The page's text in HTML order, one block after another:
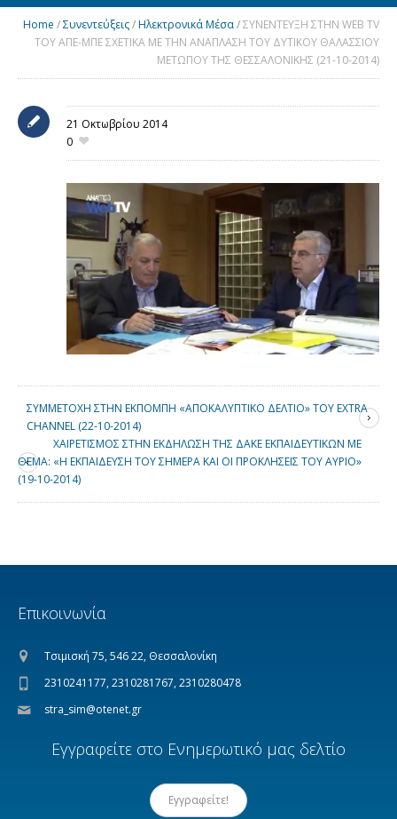
Home /Συνεντεύξεις/Ηλεκτρονικά Μέσα/ΣΥΝΕΝΤΕΥΞΗ ΣΤΗΝ WEB TV
ΤΟΥ ΑΠΕ-ΜΠΕ ΣΧΕΤΙΚΑ ΜΕ ΤΗΝ ΑΝΑΠΛΑΣΗ ΤΟΥ ΔΥΤΙΚΟΥ ΘΑΛΑΣΣΙΟΥ
ΜΕΤΩΠΟΥ ΤΗΣ ΘΕΣΣΑΛΟΝΙΚΗΣ (21-10-2014)
21 Οκτωβρίου 2014
0
ΣΥΜΜΕΤΟΧΗ ΣΤΗΝ ΕΚΠΟΜΠΗ «ΑΠΟΚΑΛΥΠΤΙΚΟ ΔΕΛΤΙΟ» ΤΟΥ EXTRA
CHANNEL (22-10-2014)
ΧΑΙΡΕΤΙΣΜΟΣ ΣΤΗΝ ΕΚΔΗΛΩΣΗ ΤΗΣ ΔΑΚΕ ΕΚΠΑΙΔΕΥΤΙΚΩΝ ΜΕ
ΘΕΜΑ: «Η ΕΚΠΑΙΔΕΥΣΗ ΤΟΥ ΣΗΜΕΡΑ ΚΑΙ ΟΙ ΠΡΟΚΛΗΣΕΙΣ ΤΟΥ ΑΥΡΙΟ»
(19-10-2014)
Επικοινωνία
Τσιμισκή 75, 546 22, Θεσσαλονίκη
2310241177, 2310281767, 2310280478
stra_sim@otenet.gr
Εγγραφείτε στο Ενημερωτικό μας δελτίο
Εγγραφείτε!